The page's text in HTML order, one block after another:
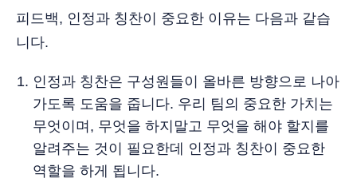
피드백, 인정과 칭찬이 중요한 이유는 다음과 같습
니다.
인정과 칭찬은 구성원들이 올바른 방향으로 나아
가도록 도움을 줍니다. 우리 팀의 중요한 가치는
무엇이며, 무엇을 하지말고 무엇을 해야 할지를
알려주는 것이 필요한데 인정과 칭찬이 중요한
역할을 하게 됩니다.